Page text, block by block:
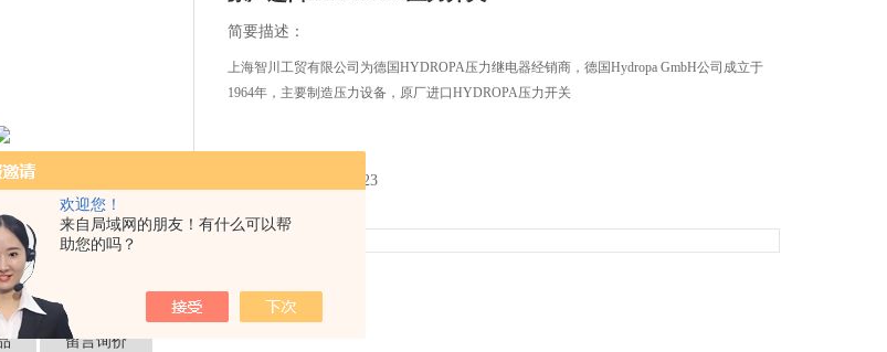
欢迎您！
来自局域网的朋友！有什么可以帮
助您的吗？
简要描述：
上海智川工贸有限公司为德国HYDROPA压力继电器经销商，德国Hydropa GmbH公司成立于
1964年，主要制造压力设备，原厂进口HYDROPA压力开关
更新时间：2026-06-23
留言询价